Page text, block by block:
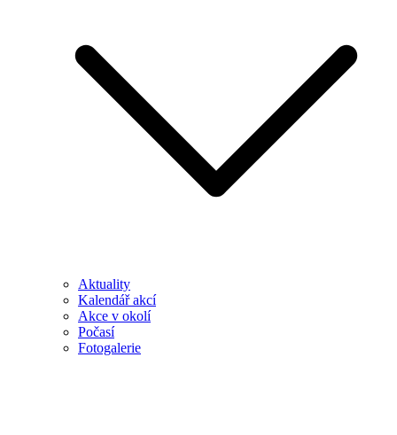
Aktuality
Kalendář akcí
Akce v okolí
Počasí
Fotogalerie